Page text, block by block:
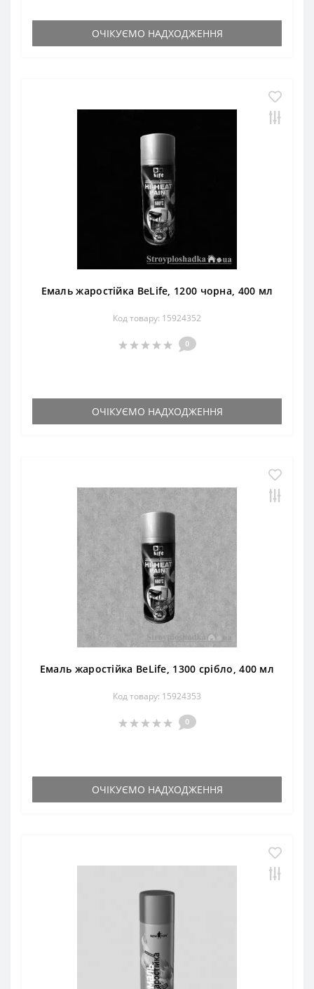
ОЧІКУЄМО НАДХОДЖЕННЯ
Емаль жаростійка BeLife, 1200 чорна, 400 мл
Код товару: 15924352
0
ОЧІКУЄМО НАДХОДЖЕННЯ
Емаль жаростійка BeLife, 1300 срібло, 400 мл
Код товару: 15924353
0
ОЧІКУЄМО НАДХОДЖЕННЯ